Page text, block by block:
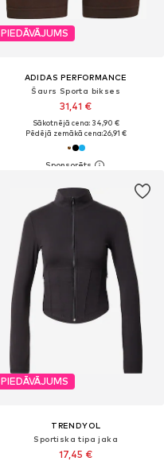
PIEDĀVĀJUMS
ADIDAS PERFORMANCE
Šaurs Sporta bikses
31,41 €
Sākotnējā cena: 34,90 €
Pēdējā zemākā cena:26,91 €
PIEDĀVĀJUMS
TRENDYOL
Sportiska tipa jaka
17,45 €